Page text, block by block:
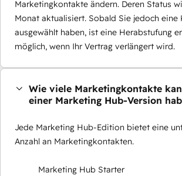
Marketingkontakte ändern. Deren Status
Monat aktualisiert. Sobald Sie jedoch eine
ausgewählt haben, ist eine Herabstufung
möglich, wenn Ihr Vertrag verlängert wird.
Wie viele Marketingkontakte
einer Marketing Hub-Version
Jede Marketing Hub-Edition bietet eine
Anzahl an Marketingkontakten.
Marketing Hub Starter